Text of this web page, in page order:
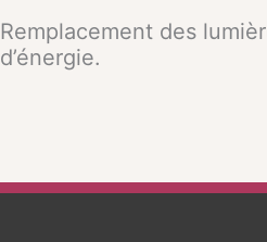
Remplacement des
d’énergie.